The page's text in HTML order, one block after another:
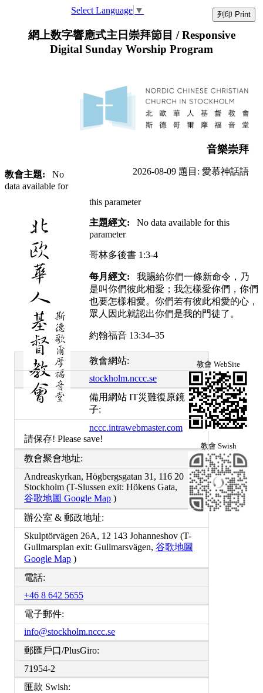
列印 Print
Select Language ▼
網上数字響應式主日崇拜節目 / Responsive
Digital Sunday Worship Program
音樂崇拜
2026-08-09 題目: 愛慕神話語
教會主題: No
data available for
this parameter
主題經文: No data available for this
parameter
哥林多後書 1:3-4
每月經文: 我賜給你們一條新命令，乃
是叫你們彼此相愛；我怎樣愛你們，你們
也要怎樣相愛。你們若有彼此相愛的心，
眾人因此就認出你們是我的門徒了。
約翰福音 13:34–35
教會 WebSite
教會 Swish
教會網站:
stockholm.nccc.se
備用網站 IT災難復原鏡
子:
nccc.intrawebmaster.com
請保存! Please save!
教會聚會地址:
Andreaskyrkan, Högbergsgatan 31, 116 20
Stockholm (T-Slussen exit: Hökens Gata,
谷歌地圖 Google Map )
辦公室 & 郵政地址:
Skulptörvägen 26A, 12 143 Johanneshov (T-
Gullmarsplan exit: Gullmarsvägen, 谷歌地圖
Google Map )
電話:
+46 8 642 5655
電子郵件:
info@stockholm.nccc.se
郵匯戶口/PlusGiro:
71954-2
匯款 Swish: